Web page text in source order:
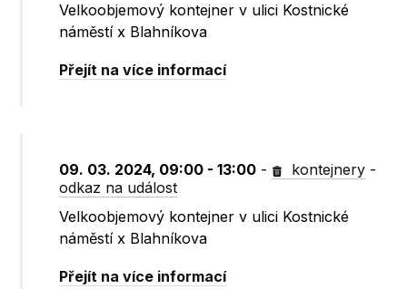
Velkoobjemový kontejner v ulici Kostnické
náměstí x Blahníkova
Přejít na více informací
09. 03. 2024, 09:00 - 13:00 - kontejnery -
odkaz na událost
Velkoobjemový kontejner v ulici Kostnické
náměstí x Blahníkova
Přejít na více informací